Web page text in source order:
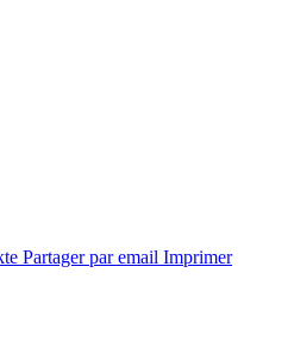
Partager par email Imprimer